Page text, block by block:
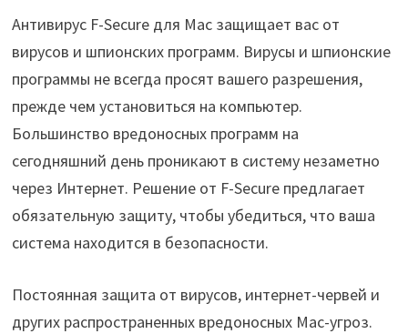
Антивирус F-Secure для Mac защищает вас от
вирусов и шпионских программ. Вирусы и шпионские
программы не всегда просят вашего разрешения,
прежде чем установиться на компьютер.
Большинство вредоносных программ на
сегодняшний день проникают в систему незаметно
через Интернет. Решение от F-Secure предлагает
обязательную защиту, чтобы убедиться, что ваша
система находится в безопасности.
Постоянная защита от вирусов, интернет-червей и
других распространенных вредоносных Mac-угроз.